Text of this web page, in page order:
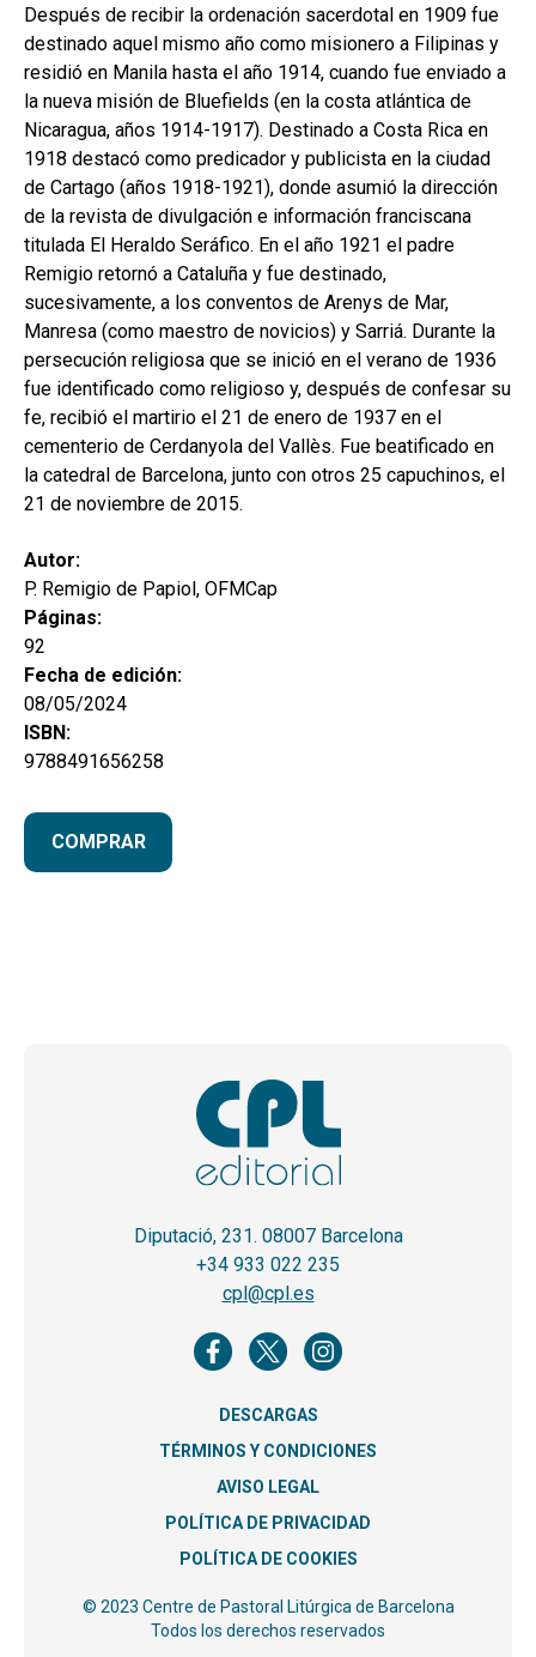
Después de recibir la ordenación sacerdotal en 1909 fue
destinado aquel mismo año como misionero a Filipinas y
residió en Manila hasta el año 1914, cuando fue enviado a
la nueva misión de Bluefields (en la costa atlántica de
Nicaragua, años 1914-1917). Destinado a Costa Rica en
1918 destacó como predicador y publicista en la ciudad
de Cartago (años 1918-1921), donde asumió la dirección
de la revista de divulgación e información franciscana
titulada El Heraldo Seráfico. En el año 1921 el padre
Remigio retornó a Cataluña y fue destinado,
sucesivamente, a los conventos de Arenys de Mar,
Manresa (como maestro de novicios) y Sarriá. Durante la
persecución religiosa que se inició en el verano de 1936
fue identificado como religioso y, después de confesar su
fe, recibió el martirio el 21 de enero de 1937 en el
cementerio de Cerdanyola del Vallès. Fue beatificado en
la catedral de Barcelona, junto con otros 25 capuchinos, el
21 de noviembre de 2015.
Autor:
P. Remigio de Papiol, OFMCap
Páginas:
92
Fecha de edición:
08/05/2024
ISBN:
9788491656258
COMPRAR
Diputació, 231. 08007 Barcelona
+34 933 022 235
cpl@cpl.es
DESCARGAS
TÉRMINOS Y CONDICIONES
AVISO LEGAL
POLÍTICA DE PRIVACIDAD
POLÍTICA DE COOKIES
© 2023 Centre de Pastoral Litúrgica de Barcelona
Todos los derechos reservados